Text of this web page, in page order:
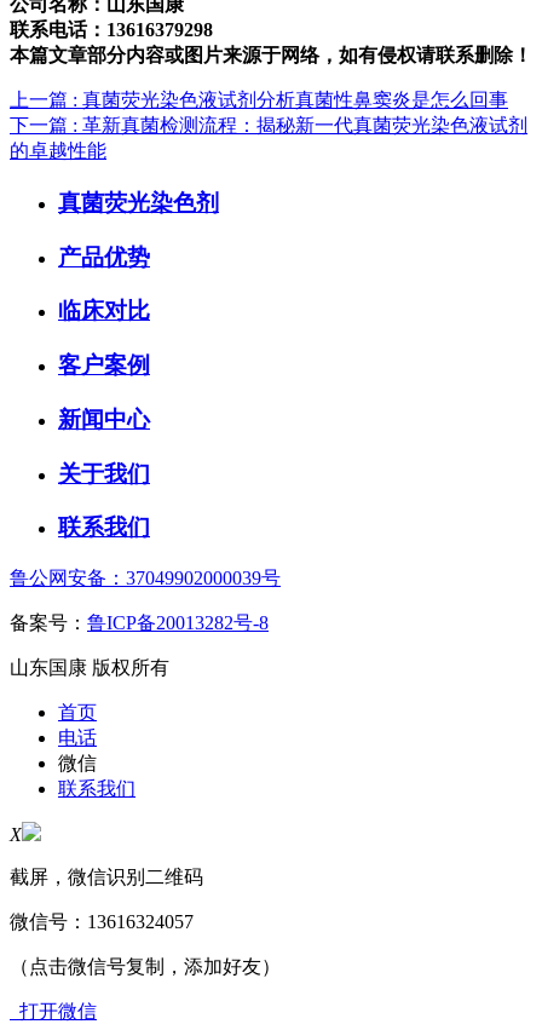
公司名称：山东国康
联系电话：13616379298
本篇文章部分内容或图片来源于网络，如有侵权请联系删除！
上一篇 : 真菌荧光染色液试剂分析真菌性鼻窦炎是怎么回事
下一篇 : 革新真菌检测流程：揭秘新一代真菌荧光染色液试剂
的卓越性能
真菌荧光染色剂
产品优势
临床对比
客户案例
新闻中心
关于我们
联系我们
鲁公网安备：37049902000039号
备案号： 鲁ICP备20013282号-8
山东国康 版权所有
首页
电话
微信
联系我们
X
截屏，微信识别二维码
微信号： 13616324057
（点击微信号复制，添加好友）
打开微信